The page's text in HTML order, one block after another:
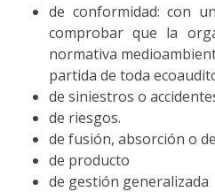
de conformidad: con
comprobar que la
normativa
partida de toda
de siniestros o
de riesgos.
de fusión, absorción o
de producto
de gestión generalizada